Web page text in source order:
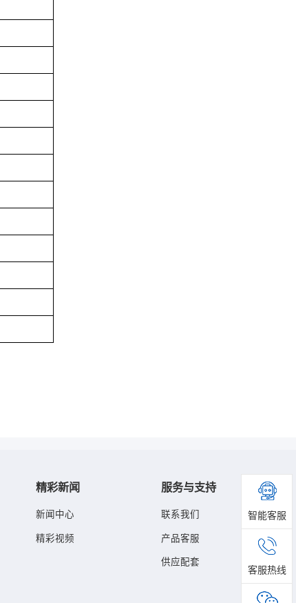
精彩新闻
新闻中心
精彩视频
服务与支持
联系我们
产品客服
供应配套
智能客服
客服热线